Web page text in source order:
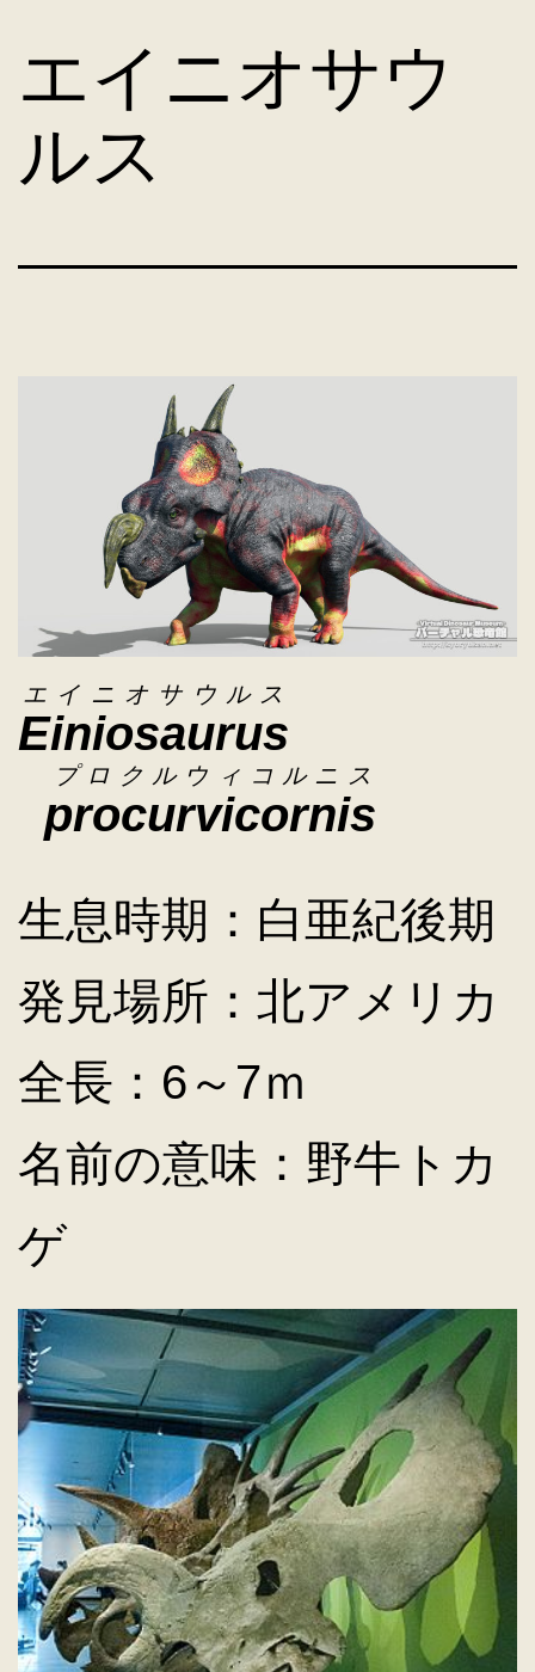
ン
テ
ン
ッ
エイニオサウ
ルス
Einiosaurus
エイニオサウルス
procurvicornis
プロクルウィコルニス
生息時期：白亜紀後期
発見場所：北アメリカ
全長：6～7ｍ
名前の意味：野牛トカ
ゲ